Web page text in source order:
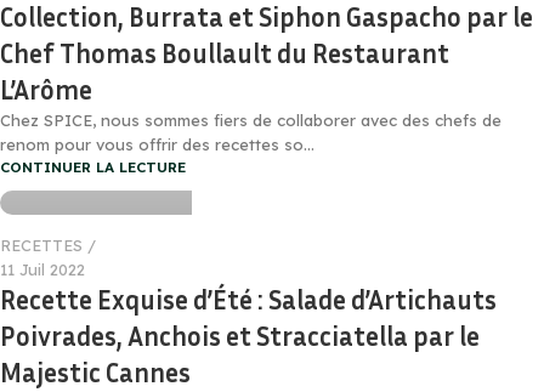
Collection, Burrata et Siphon Gaspacho par le
Chef Thomas Boullault du Restaurant
L’Arôme
Chez SPICE, nous sommes fiers de collaborer avec des chefs de
renom pour vous offrir des recettes so...
CONTINUER LA LECTURE
Rachyd Hamza
0
RECETTES
11 Juil 2022
Recette Exquise d’Été : Salade d’Artichauts
Poivrades, Anchois et Stracciatella par le
Majestic Cannes